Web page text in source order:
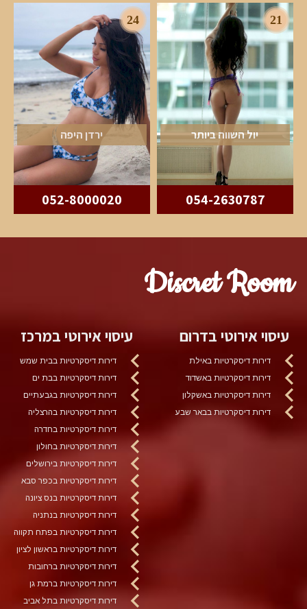
21
יול השווה ביותר
054-2630787
24
ירדן היפה
052-8000020
Discret Room
עיסוי אירוטי בדרום
דירות דיסקרטיות באילת
דירות דיסקרטיות באשדוד
דירות דיסקרטיות באשקלון
דירות דיסקרטיות בבאר שבע
עיסוי אירוטי במרכז
דירות דיסקרטיות בבית שמש
דירות דיסקרטיות בבת ים
דירות דיסקרטיות בגבעתיים
דירות דיסקרטיות בהרצליה
דירות דיסקרטיות בחדרה
דירות דיסקרטיות בחולון
דירות דיסקרטיות בירושלים
דירות דיסקרטיות בכפר סבא
דירות דיסקרטיות בנס ציונה
דירות דיסקרטיות בנתניה
דירות דיסקרטיות בפתח תקווה
דירות דיסקרטיות בראשון לציון
דירות דיסקרטיות ברחובות
דירות דיסקרטיות ברמת גן
דירות דיסקרטיות בתל אביב